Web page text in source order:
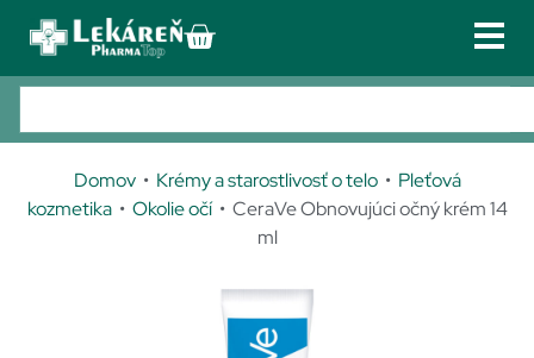
Domov• Krémy a starostlivosť o telo• Pleťová
kozmetika• Okolie očí• CeraVe Obnovujúci očný krém 14
ml
433
matop
Kozmetika
Zdravotnícke pomôcky
Obuv
Služby u nás